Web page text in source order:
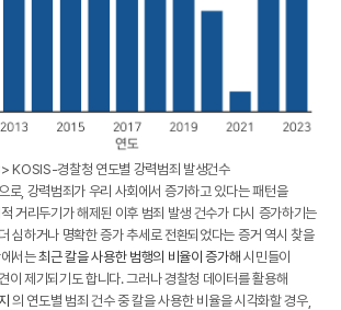
KOSIS-경찰청 연도별 강력범죄 발생건수
로, 강력범죄가 우리 사회에서 증가하고 있다는 패턴을
거리두기가 해제된 이후 범죄 발생 건수가 다시 증가하기는
심하거나 명확한 증가 추세로 전환되었다는 증거 역시 찾을
에서는최근 칼을 사용한 범행의 비율이 증가해 시민들이
이 제기되기도 합니다. 그러나 경찰청 데이터를 활용해
의 연도별 범죄 건수 중 칼을 사용한 비율을 시각화할 경우,